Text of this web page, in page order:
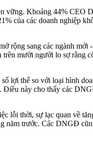
Khoảng 44% CEO
của các doanh nghiệp
rộng sang các ngành mới
mười người lo sợ rằng
lợi thế so với loại hình
này cho thấy các
lỗi thời, sự lạc quan về
năm trước. Các DNGĐ